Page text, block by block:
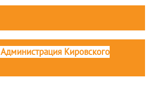
Администрация Кировского